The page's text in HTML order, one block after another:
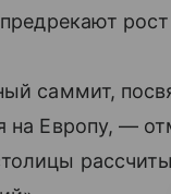
саммит,
на Европу, —